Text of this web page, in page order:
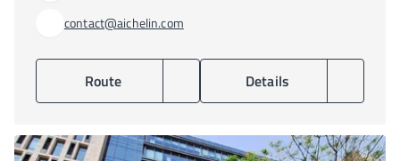
contact@aichelin.com
Route Details